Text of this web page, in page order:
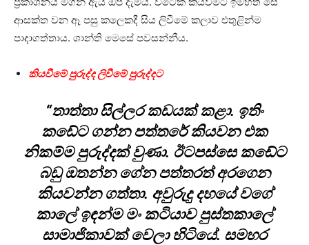
ආසක්ත වන ඈ පසු කලෙකදී සිය ලිවීමේ කලාව එතුළින්ම
පාදාගත්තාය. ශාන්ති මෙසේ පවසන්නීය.
කියවීමේ පුරුද්ද ලිවීමේ පුරුද්දට
“තාත්තා සිල්ලර කඩයක් කළා. ඉතිං
කඩේට ගන්න පත්තරේ කියවන එක
නිකම්ම පුරුද්දක් වුණා. ඊටපස්සෙ කඩේට
බඩු ඔතන්න ගේන පත්තරත් අරගෙන
කියවන්න ගත්තා. අවුරුදු දහයේ වගේ
කාලේ ඉඳන්ම මං කටියාව පුස්තකාලේ
සාමාජිකාවක් වෙලා හිටියේ. සමහර